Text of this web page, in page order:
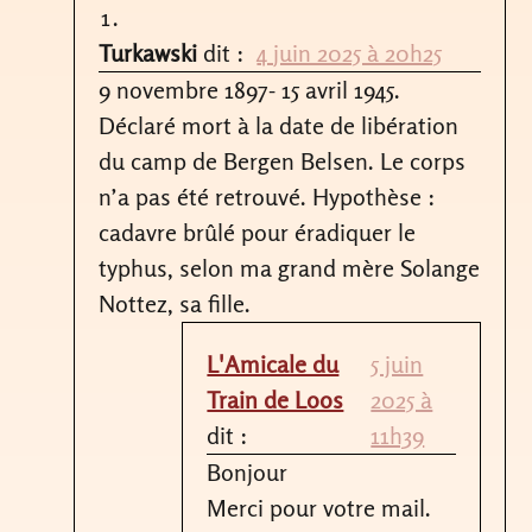
Turkawski dit : 4 juin 2025 à 20h25
9 novembre 1897- 15 avril 1945.
Déclaré mort à la date de libération
du camp de Bergen Belsen. Le corps
n’a pas été retrouvé. Hypothèse :
cadavre brûlé pour éradiquer le
typhus, selon ma grand mère Solange
Nottez, sa fille.
L'Amicale du
Train de Loos
dit :
5 juin
2025 à
11h39
Bonjour
Merci pour votre mail.